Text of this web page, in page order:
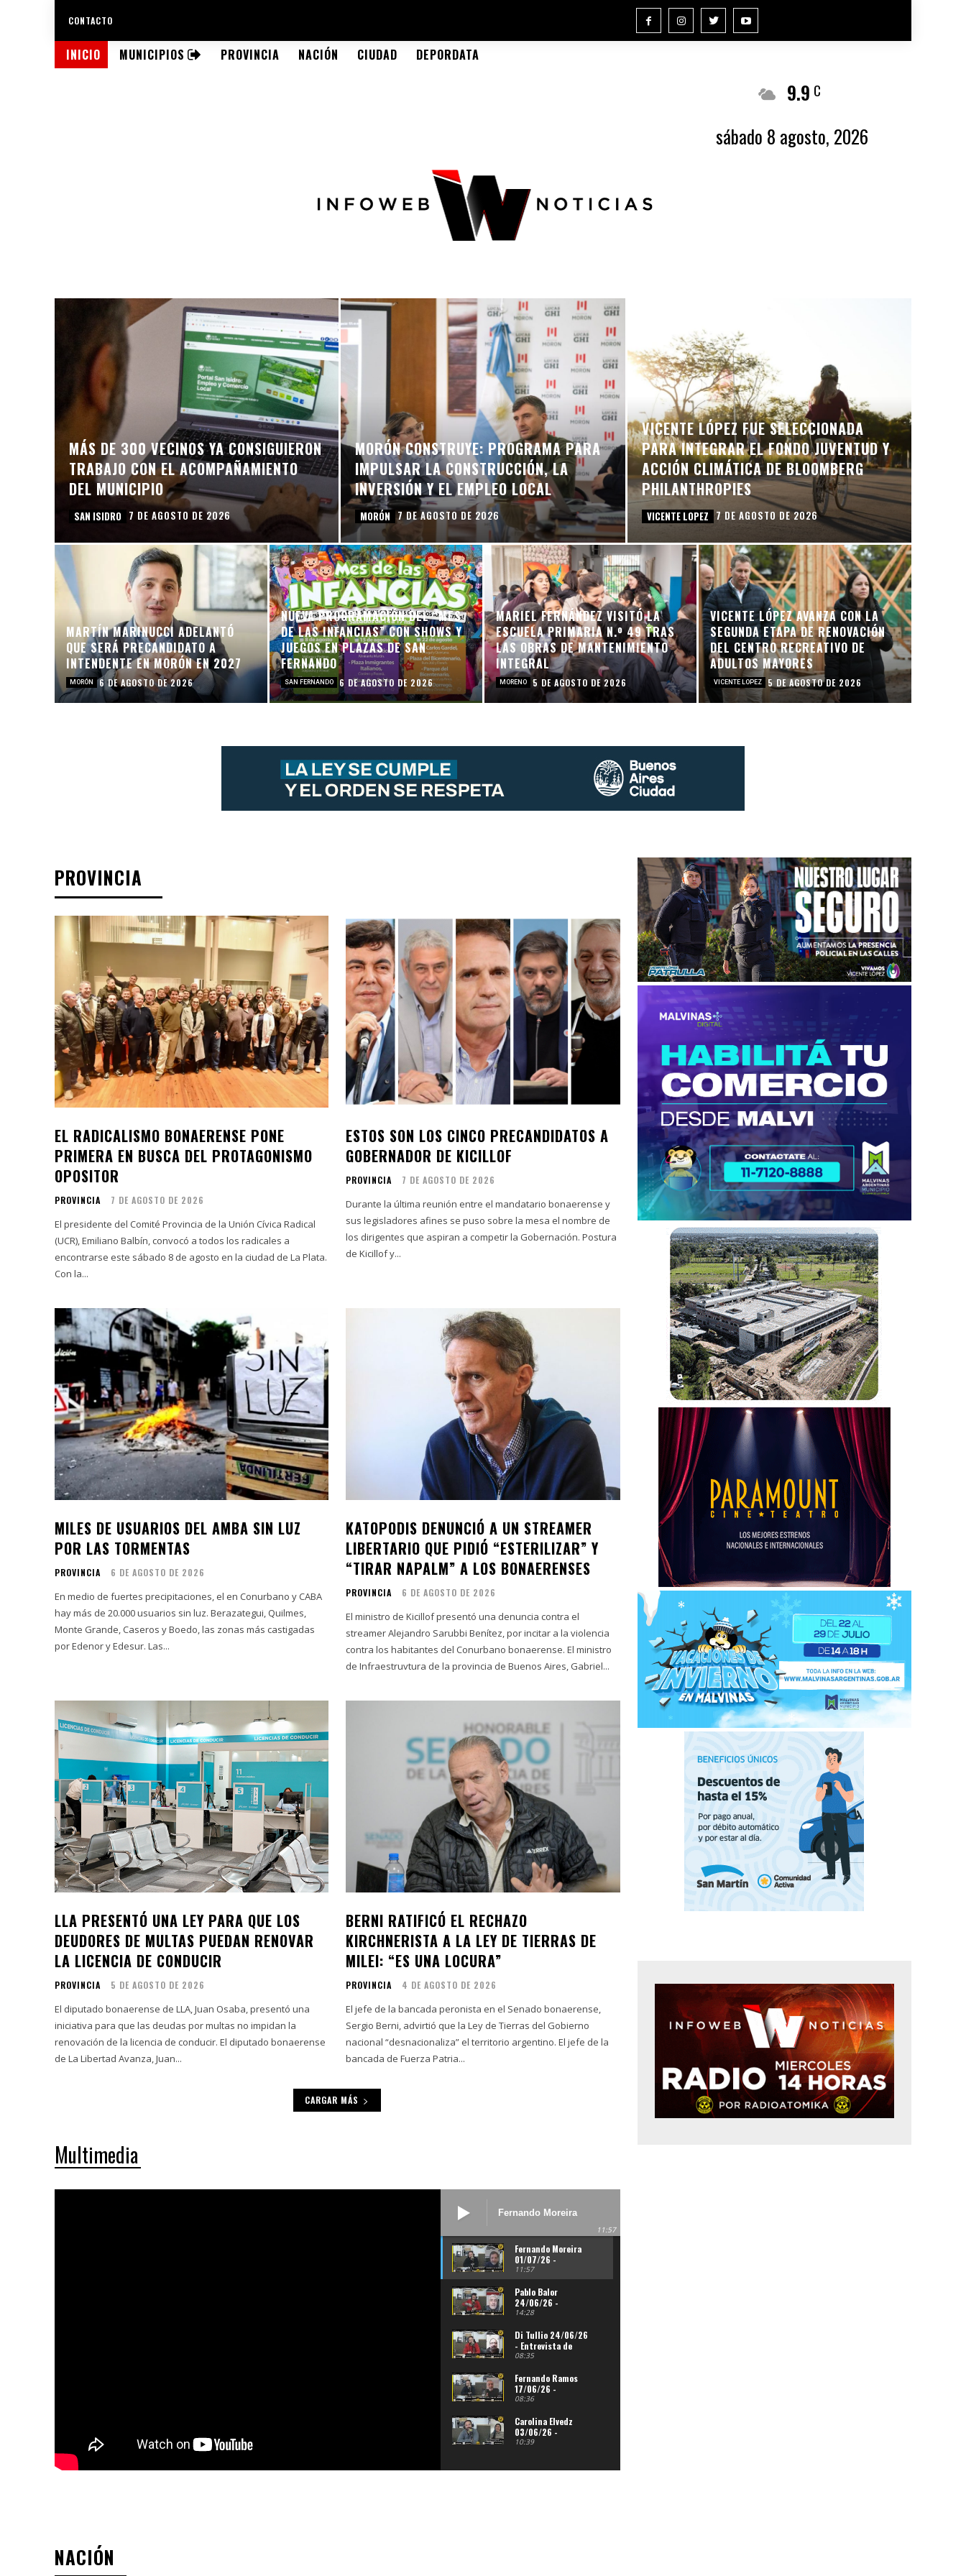
CONTACTO
INICIO MUNICIPIOS PROVINCIA NACIÓN CIUDAD DEPORDATA
9.9 C
sábado 8 agosto, 2026
MÁS DE 300 VECINOS YA CONSIGUIERON
TRABAJO CON EL ACOMPAÑAMIENTO
DEL MUNICIPIO
SAN ISIDRO 7 DE AGOSTO DE 2026
MORÓN CONSTRUYE: PROGRAMA PARA
IMPULSAR LA CONSTRUCCIÓN, LA
INVERSIÓN Y EL EMPLEO LOCAL
MORÓN 7 DE AGOSTO DE 2026
VICENTE LÓPEZ FUE SELECCIONADA
PARA INTEGRAR EL FONDO JUVENTUD Y
ACCIÓN CLIMÁTICA DE BLOOMBERG
PHILANTHROPIES
VICENTE LOPEZ 7 DE AGOSTO DE 2026
MARTÍN MARINUCCI ADELANTÓ
QUE SERÁ PRECANDIDATO A
INTENDENTE EN MORÓN EN 2027
MORÓN 6 DE AGOSTO DE 2026
NUEVA PROGRAMACIÓN DEL “MES
DE LAS INFANCIAS” CON SHOWS Y
JUEGOS EN PLAZAS DE SAN
FERNANDO
SAN FERNANDO 6 DE AGOSTO DE 2026
MARIEL FERNÁNDEZ VISITÓ LA
ESCUELA PRIMARIA N.º 49 TRAS
LAS OBRAS DE MANTENIMIENTO
INTEGRAL
MORENO 5 DE AGOSTO DE 2026
VICENTE LÓPEZ AVANZA CON LA
SEGUNDA ETAPA DE RENOVACIÓN
DEL CENTRO RECREATIVO DE
ADULTOS MAYORES
VICENTE LOPEZ 5 DE AGOSTO DE 2026
PROVINCIA
EL RADICALISMO BONAERENSE PONE
PRIMERA EN BUSCA DEL PROTAGONISMO
OPOSITOR
PROVINCIA 7 DE AGOSTO DE 2026
El presidente del Comité Provincia de la Unión Cívica Radical
(UCR), Emiliano Balbín, convocó a todos los radicales a
encontrarse este sábado 8 de agosto en la ciudad de La Plata.
Con la...
ESTOS SON LOS CINCO PRECANDIDATOS A
GOBERNADOR DE KICILLOF
PROVINCIA 7 DE AGOSTO DE 2026
Durante la última reunión entre el mandatario bonaerense y
sus legisladores afines se puso sobre la mesa el nombre de
los dirigentes que aspiran a competir la Gobernación. Postura
de Kicillof y...
MILES DE USUARIOS DEL AMBA SIN LUZ
POR LAS TORMENTAS
PROVINCIA 6 DE AGOSTO DE 2026
En medio de fuertes precipitaciones, el en Conurbano y CABA
hay más de 20.000 usuarios sin luz. Berazategui, Quilmes,
Monte Grande, Caseros y Boedo, las zonas más castigadas
por Edenor y Edesur. Las...
KATOPODIS DENUNCIÓ A UN STREAMER
LIBERTARIO QUE PIDIÓ “ESTERILIZAR” Y
“TIRAR NAPALM” A LOS BONAERENSES
PROVINCIA 6 DE AGOSTO DE 2026
El ministro de Kicillof presentó una denuncia contra el
streamer Alejandro Sarubbi Benítez, por incitar a la violencia
contra los habitantes del Conurbano bonaerense. El ministro
de Infraestruvtura de la provincia de Buenos Aires, Gabriel...
LLA PRESENTÓ UNA LEY PARA QUE LOS
DEUDORES DE MULTAS PUEDAN RENOVAR
LA LICENCIA DE CONDUCIR
PROVINCIA 5 DE AGOSTO DE 2026
El diputado bonaerense de LLA, Juan Osaba, presentó una
iniciativa para que las deudas por multas no impidan la
renovación de la licencia de conducir. El diputado bonaerense
de La Libertad Avanza, Juan...
BERNI RATIFICÓ EL RECHAZO
KIRCHNERISTA A LA LEY DE TIERRAS DE
MILEI: “ES UNA LOCURA”
PROVINCIA 4 DE AGOSTO DE 2026
El jefe de la bancada peronista en el Senado bonaerense,
Sergio Berni, advirtió que la Ley de Tierras del Gobierno
nacional “desnacionaliza” el territorio argentino. El jefe de la
bancada de Fuerza Patria...
CARGAR MÁS
Multimedia
Fernando Moreira
01/07/26 - Entrevista de
Infowebnoticias RADIO
11:57
Fernando Moreira
01/07/26 -
Entrevista de
Adrián Cordara en
Infowebnoticias
RADIO
11:57
Pablo Balor
24/06/26 -
Entrevista de
Infowebnoticias
RADIO
14:28
Di Tullio 24/06/26
- Entrevista de
Adrián Cordara en
RADIO
08:35
Fernando Ramos
17/06/26 -
Entrevista de
Infowebnoticias
RADIO
08:36
Carolina Elvedz
03/06/26 -
Entrevista de
10:39
NACIÓN